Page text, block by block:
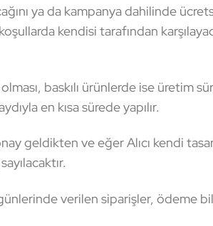
ya da kampanya dahilinde
kendisi tarafından
baskılı ürünlerde ise üretim
en kısa sürede yapılır.
geldikten ve eğer Alıcı kendi
verilen siparişler, ödeme